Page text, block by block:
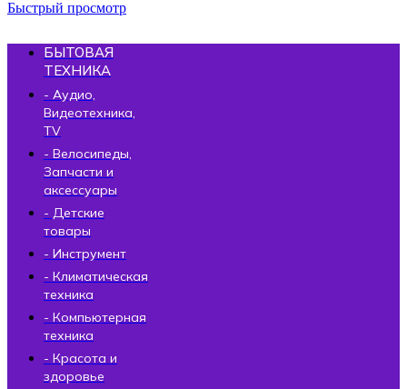
Быстрый просмотр
БЫТОВАЯ
ТЕХНИКА
- Аудио,
Видеотехника,
TV
- Велосипеды,
Запчасти и
аксессуары
- Детские
товары
- Инструмент
- Климатическая
техника
- Компьютерная
техника
- Красота и
здоровье